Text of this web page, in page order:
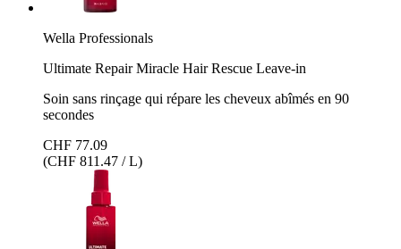
Wella Professionals
Ultimate Repair Miracle Hair Rescue Leave-in
Soin sans rinçage qui répare les cheveux abîmés en 90
secondes
CHF 77.09
(CHF 811.47 / L)